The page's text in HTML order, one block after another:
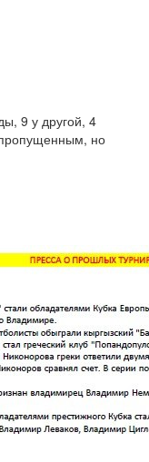
9 у другой, 4
но